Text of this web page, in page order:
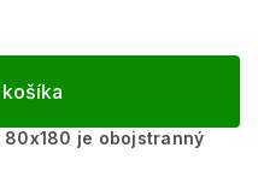
80x180 je obojstranný